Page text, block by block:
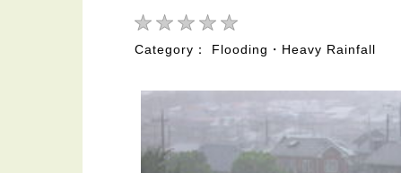
Category： Flooding・Heavy Rainfall